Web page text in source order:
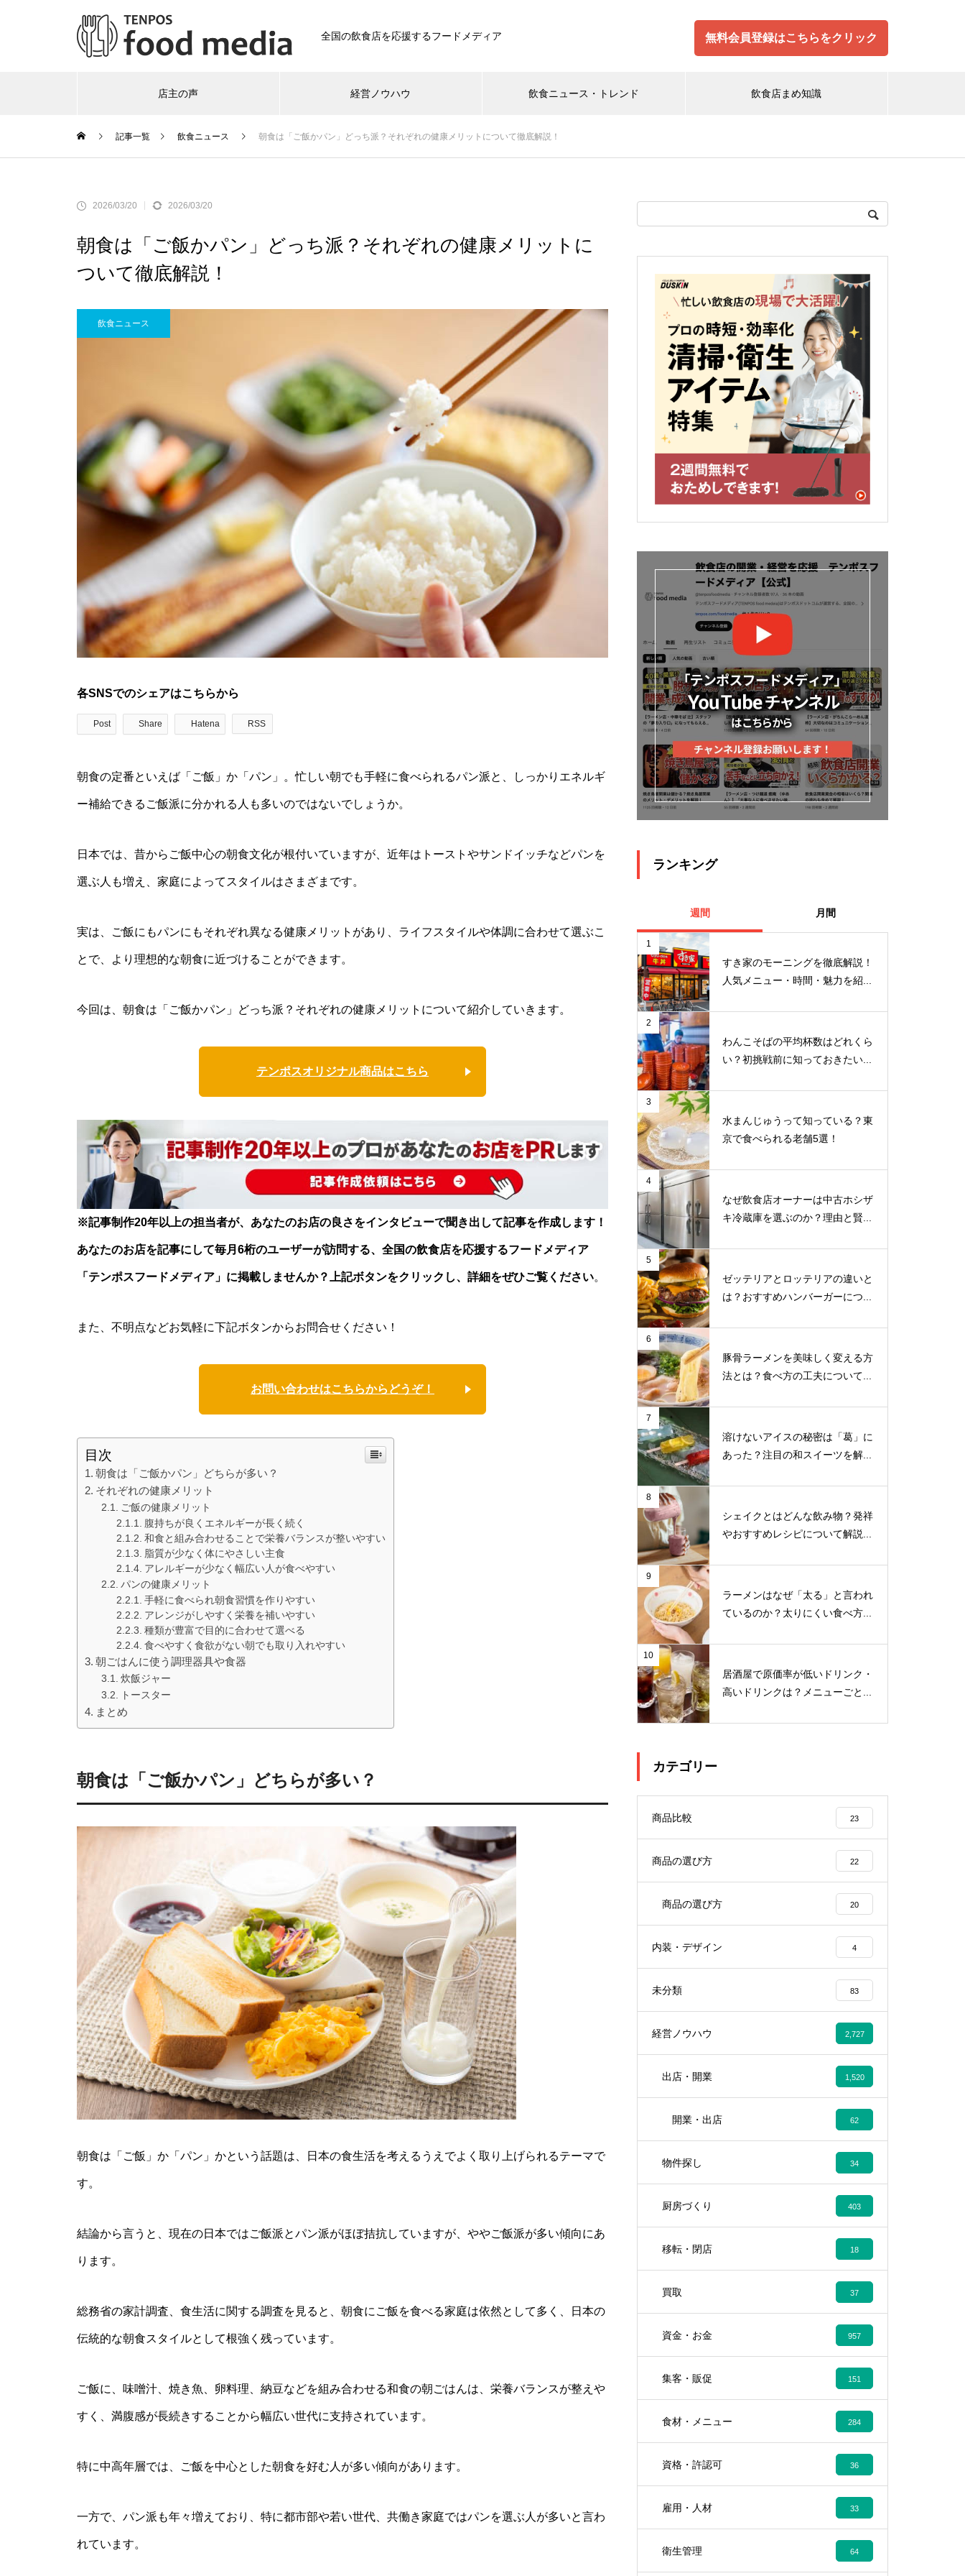
全国の飲食店を応援するフードメディア 無料会員登録はこちらをクリック
店主の声 経営ノウハウ 飲食ニュース・トレンド 飲食店まめ知識
記事一覧 飲食ニュース 朝食は「ご飯かパン」どっち派？それぞれの健康メリットについて徹底解説！
2026/03/20 2026/03/20
朝食は「ご飯かパン」どっち派？それぞれの健康メリットに
ついて徹底解説！
飲食ニュース
各SNSでのシェアはこちらから
Post Share Hatena RSS
朝食の定番といえば「ご飯」か「パン」。忙しい朝でも手軽に食べられるパン派と、しっかりエネルギ
ー補給できるご飯派に分かれる人も多いのではないでしょうか。
日本では、昔からご飯中心の朝食文化が根付いていますが、近年はトーストやサンドイッチなどパンを
選ぶ人も増え、家庭によってスタイルはさまざまです。
実は、ご飯にもパンにもそれぞれ異なる健康メリットがあり、ライフスタイルや体調に合わせて選ぶこ
とで、より理想的な朝食に近づけることができます。
今回は、朝食は「ご飯かパン」どっち派？それぞれの健康メリットについて紹介していきます。
テンポスオリジナル商品はこちら
※記事制作20年以上の担当者が、あなたのお店の良さをインタビューで聞き出して記事を作成します！
あなたのお店を記事にして毎月6桁のユーザーが訪問する、全国の飲食店を応援するフードメディア
「テンポスフードメディア」に掲載しませんか？上記ボタンをクリックし、詳細をぜひご覧ください。
また、不明点などお気軽に下記ボタンからお問合せください！
お問い合わせはこちらからどうぞ！
目次
朝食は「ご飯かパン」どちらが多い？
それぞれの健康メリット
ご飯の健康メリット
腹持ちが良くエネルギーが長く続く
和食と組み合わせることで栄養バランスが整いやすい
脂質が少なく体にやさしい主食
アレルギーが少なく幅広い人が食べやすい
パンの健康メリット
手軽に食べられ朝食習慣を作りやすい
アレンジがしやすく栄養を補いやすい
種類が豊富で目的に合わせて選べる
食べやすく食欲がない朝でも取り入れやすい
朝ごはんに使う調理器具や食器
炊飯ジャー
トースター
まとめ
朝食は「ご飯かパン」どちらが多い？
朝食は「ご飯」か「パン」かという話題は、日本の食生活を考えるうえでよく取り上げられるテーマで
す。
結論から言うと、現在の日本ではご飯派とパン派がほぼ拮抗していますが、ややご飯派が多い傾向にあ
ります。
総務省の家計調査、食生活に関する調査を見ると、朝食にご飯を食べる家庭は依然として多く、日本の
伝統的な朝食スタイルとして根強く残っています。
ご飯に、味噌汁、焼き魚、卵料理、納豆などを組み合わせる和食の朝ごはんは、栄養バランスが整えや
すく、満腹感が長続きすることから幅広い世代に支持されています。
特に中高年層では、ご飯を中心とした朝食を好む人が多い傾向があります。
一方で、パン派も年々増えており、特に都市部や若い世代、共働き家庭ではパンを選ぶ人が多いと言わ
れています。
ランキング
週間 月間
1
すき家のモーニングを徹底解説！
人気メニュー・時間・魅力を紹...
2
わんこそばの平均杯数はどれくら
い？初挑戦前に知っておきたい...
3
水まんじゅうって知っている？東
京で食べられる老舗5選！
4
なぜ飲食店オーナーは中古ホシザ
キ冷蔵庫を選ぶのか？理由と賢...
5
ゼッテリアとロッテリアの違いと
は？おすすめハンバーガーにつ...
6
豚骨ラーメンを美味しく変える方
法とは？食べ方の工夫について...
7
溶けないアイスの秘密は「葛」に
あった？注目の和スイーツを解...
8
シェイクとはどんな飲み物？発祥
やおすすめレシピについて解説...
9
ラーメンはなぜ「太る」と言われ
ているのか？太りにくい食べ方...
10
居酒屋で原価率が低いドリンク・
高いドリンクは？メニューごと...
カテゴリー
商品比較 23
商品の選び方 22
商品の選び方 20
内装・デザイン 4
未分類 83
経営ノウハウ 2,727
出店・開業 1,520
開業・出店 62
物件探し 34
厨房づくり 403
移転・閉店 18
買取 37
資金・お金 957
集客・販促 151
食材・メニュー 284
資格・許認可 36
雇用・人材 33
衛生管理 64